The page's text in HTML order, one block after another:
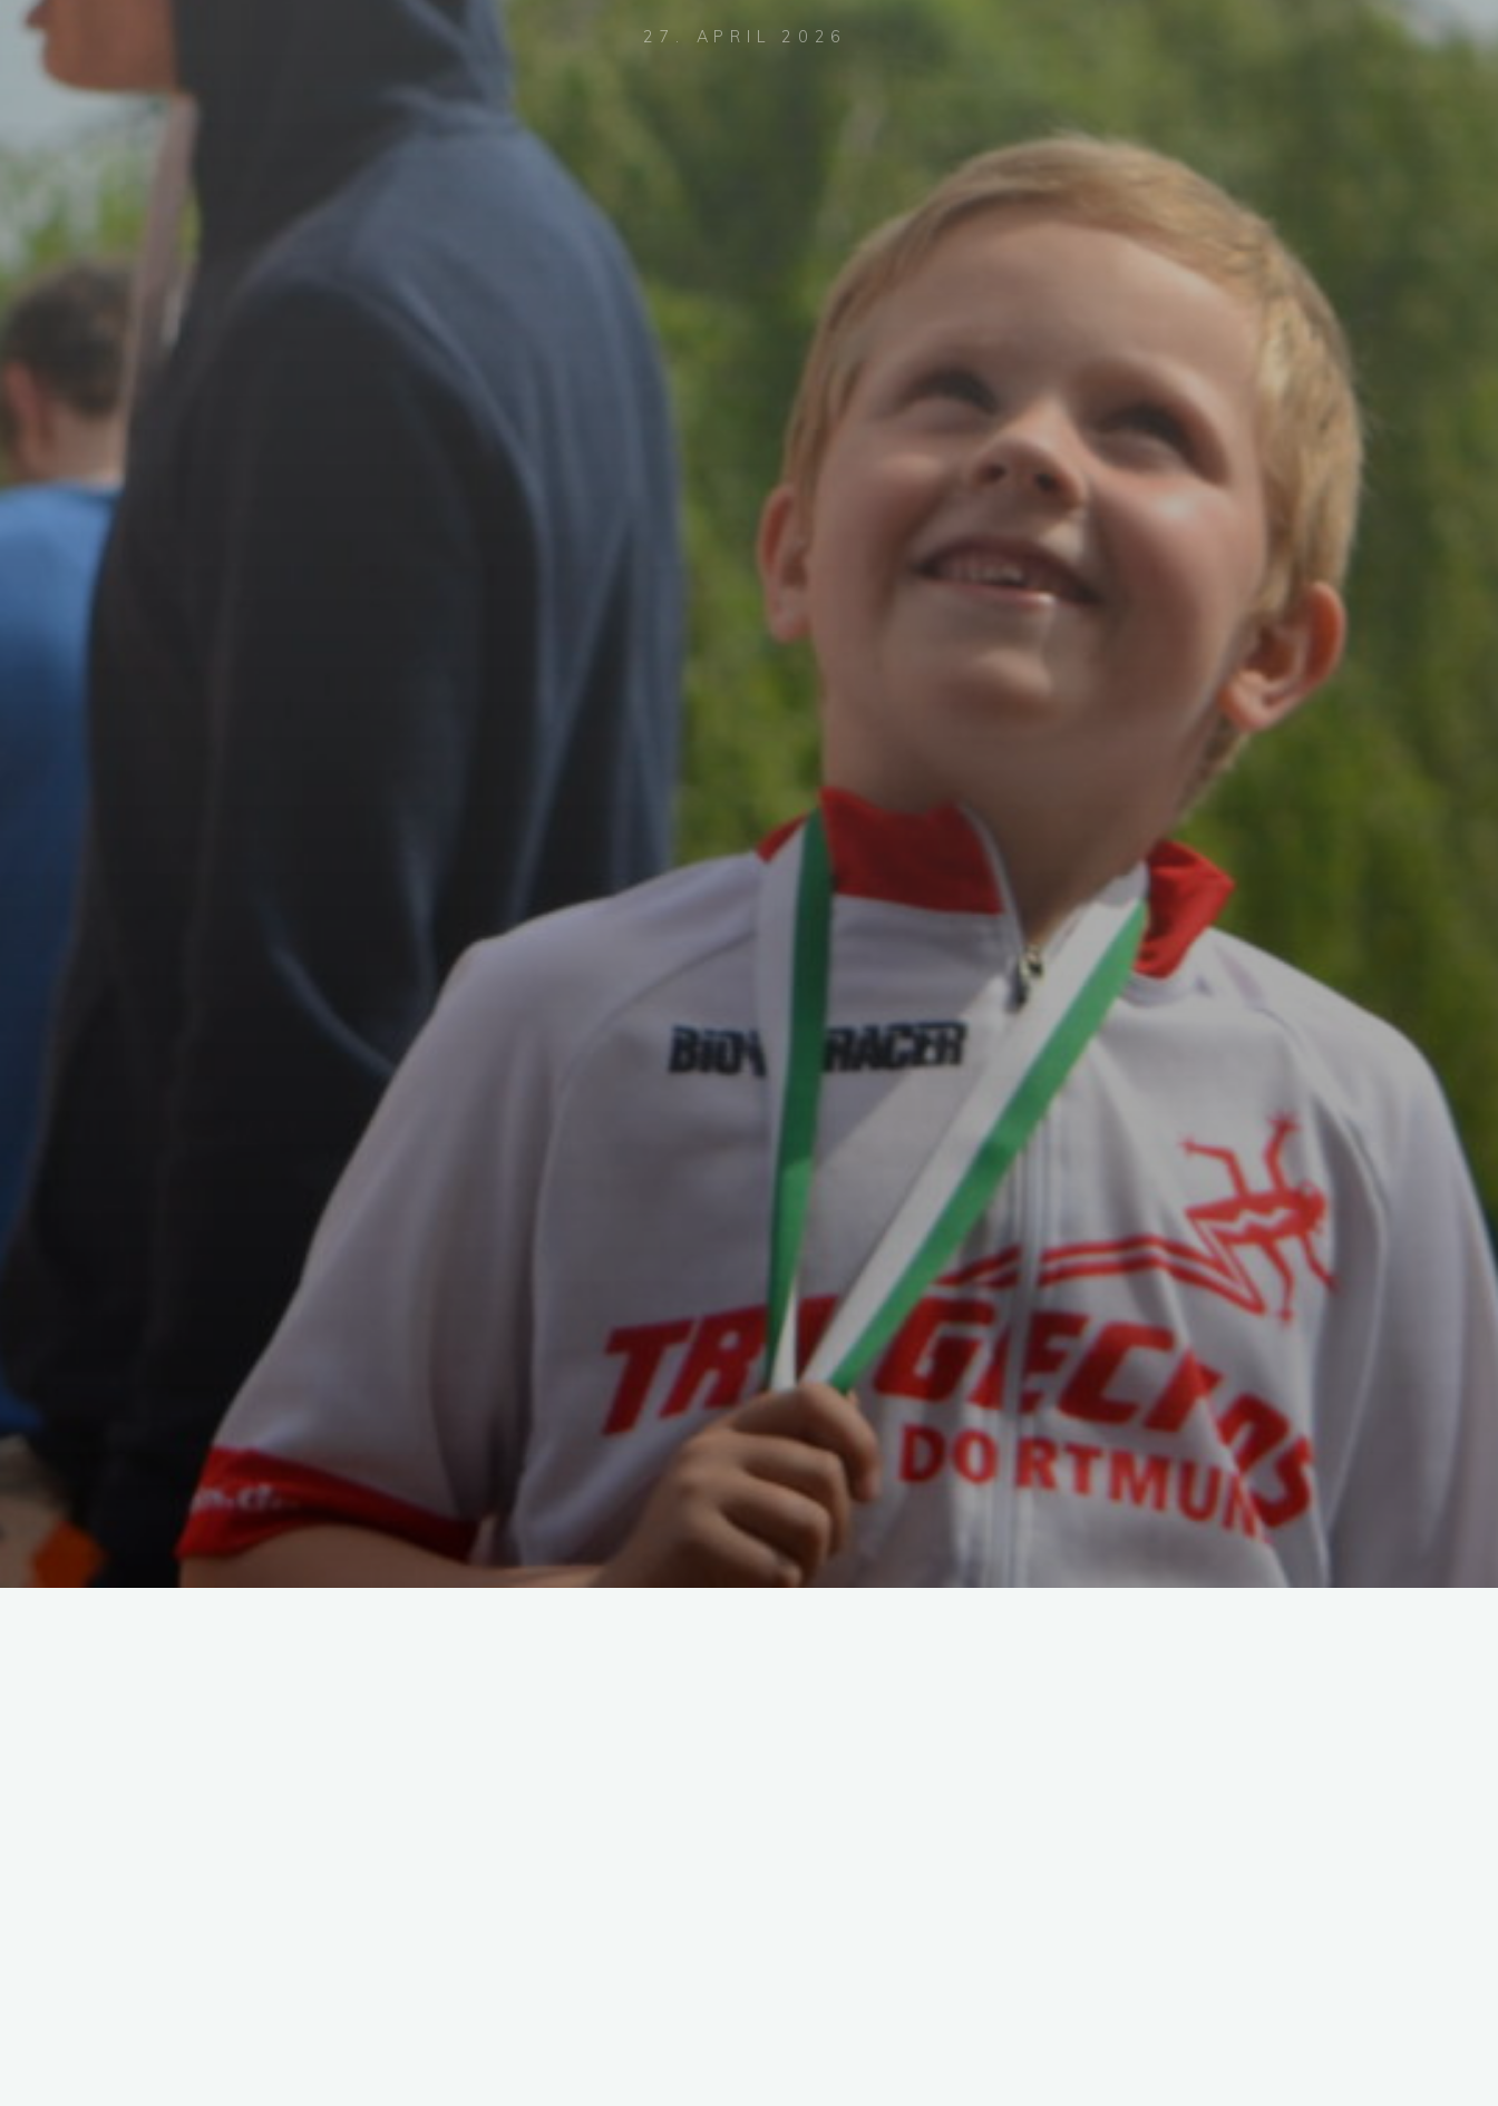
27. APRIL 2026